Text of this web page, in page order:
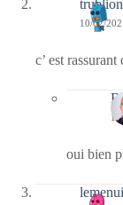
trublion
10/02/
c’ est
oui bien